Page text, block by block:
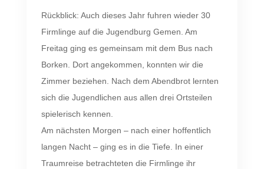
Rückblick: Auch dieses Jahr fuhren wieder 30
Firmlinge auf die Jugendburg Gemen. Am
Freitag ging es gemeinsam mit dem Bus nach
Borken. Dort angekommen, konnten wir die
Zimmer beziehen. Nach dem Abendbrot lernten
sich die Jugendlichen aus allen drei Ortsteilen
spielerisch kennen.
Am nächsten Morgen – nach einer hoffentlich
langen Nacht – ging es in die Tiefe. In einer
Traumreise betrachteten die Firmlinge ihr